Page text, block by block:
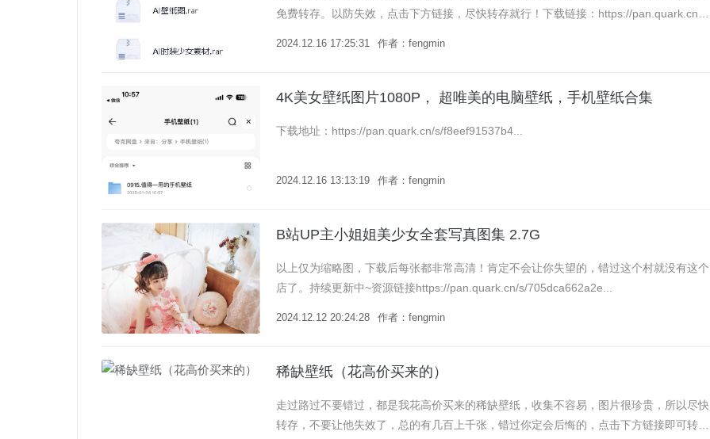
免费转存。以防失效，点击下方链接，尽快转存就行！下载链接：https://pan.quark.cn/s/
2024.12.16 17:25:31 作者：fengmin
4K美女壁纸图片1080P， 超唯美的电脑壁纸，手机壁纸合集
下载地址：https://pan.quark.cn/s/f8eef91537b4...
2024.12.16 13:13:19 作者：fengmin
B站UP主小姐姐美少女全套写真图集 2.7G
以上仅为缩略图，下载后每张都非常高清！肯定不会让你失望的，错过这个村就没有这个
店了。持续更新中~资源链接https://pan.quark.cn/s/705dca662a2e...
2024.12.12 20:24:28 作者：fengmin
稀缺壁纸（花高价买来的）
走过路过不要错过，都是我花高价买来的稀缺壁纸，收集不容易，图片很珍贵，所以尽快
转存，不要让他失效了，总的有几百上千张，错过你定会后悔的，点击下方链接即可转存